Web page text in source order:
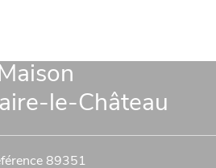
le-Château
89351